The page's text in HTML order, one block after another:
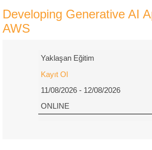
Developing Generative AI
AWS
Yaklaşan Eğitim
Kayıt Ol
11/08/2026 - 12/08/2026
ONLINE